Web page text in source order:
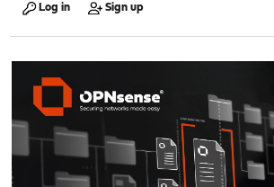
Log in Sign up